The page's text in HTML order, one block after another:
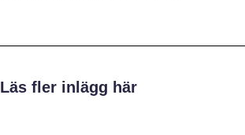
Läs fler inlägg här